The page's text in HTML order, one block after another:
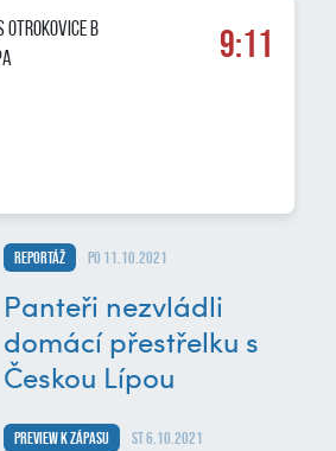
OTROKOVICE B
9:11
Reportáž po 11.10.2021
Panteři nezvládli
domácí přestřelku s
Českou Lípou
Preview k zápasu st 6.10.2021